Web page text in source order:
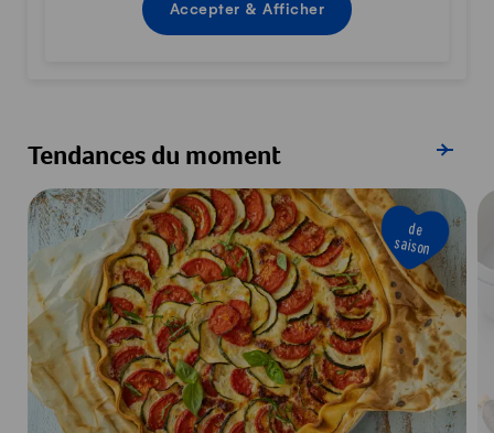
Accepter & Afficher
Tendances du moment
de
saison